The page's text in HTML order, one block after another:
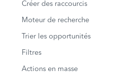
Créer des raccourcis
Moteur de recherche
Trier les opportunités
Filtres
Actions en masse